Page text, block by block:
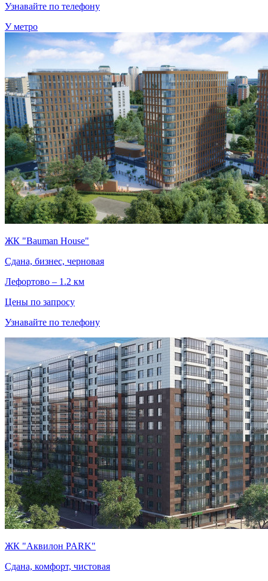
Узнавайте по телефону
У метро
ЖК "Bauman House"
Сдана, бизнес, черновая
Лефортово – 1.2 км
Цены по запросу
Узнавайте по телефону
ЖК "Аквилон PARK"
Сдана, комфорт, чистовая